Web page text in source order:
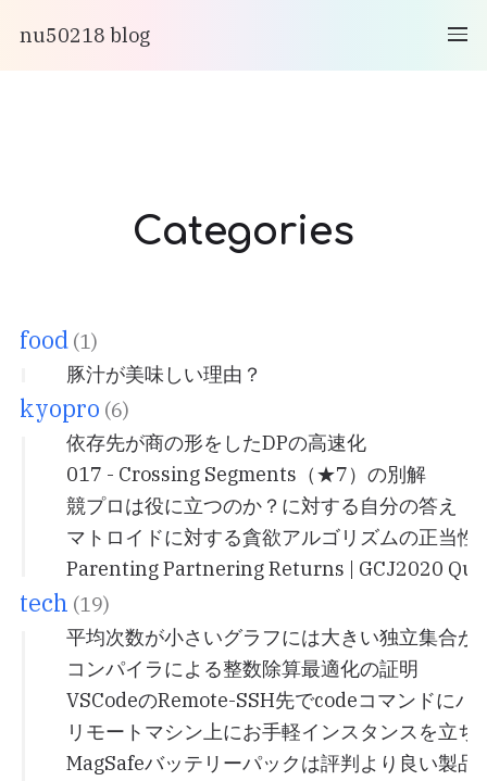
nu50218 blog
Categories
food (1)
豚汁が美味しい理由？
kyopro (6)
依存先が商の形をしたDPの高速化
017 - Crossing Segments（★7）の別解
競プロは役に立つのか？に対する自分の答え
マトロイドに対する貪欲アルゴリズムの正当性
Parenting Partnering Returns | GCJ2020
tech (19)
平均次数が小さいグラフには大きい独立集合が
コンパイラによる整数除算最適化の証明
VSCodeのRemote-SSH先でcodeコマンドにパ
リモートマシン上にお手軽インスタンスを立
MagSafeバッテリーパックは評判より良い製品